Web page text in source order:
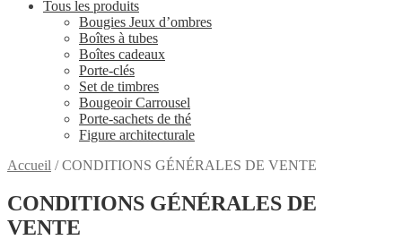
Tous les produits
Bougies Jeux d’ombres
Boîtes à tubes
Boîtes cadeaux
Porte-clés
Set de timbres
Bougeoir Carrousel
Porte-sachets de thé
Figure architecturale
Accueil /CONDITIONS GÉNÉRALES DE VENTE
CONDITIONS GÉNÉRALES DE
VENTE